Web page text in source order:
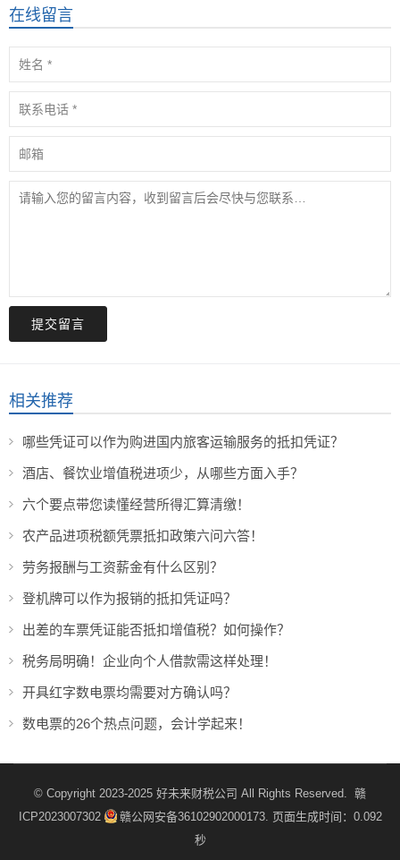
在线留言
提交留言
相关推荐
哪些凭证可以作为购进国内旅客运输服务的抵扣凭证？
酒店、餐饮业增值税进项少，从哪些方面入手？
六个要点带您读懂经营所得汇算清缴！
农产品进项税额凭票抵扣政策六问六答！
劳务报酬与工资薪金有什么区别？
登机牌可以作为报销的抵扣凭证吗？
出差的车票凭证能否抵扣增值税？如何操作？
税务局明确！企业向个人借款需这样处理！
开具红字数电票均需要对方确认吗？
数电票的26个热点问题，会计学起来！
© Copyright 2023-2025 好未来财税公司 All Rights Reserved. 赣
ICP2023007302
赣公网安备36102902000173. 页面生成时间：0.092
秒